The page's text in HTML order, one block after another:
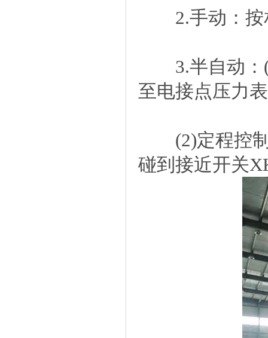
2.手动：按
3.半自动：
至电接点压力
(2)定程控制
碰到接近开关